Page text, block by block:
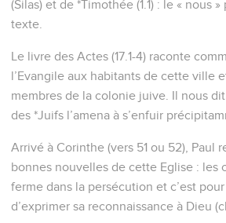
(Silas) et de *Timothée (1.1) : le « nous
texte.
Le livre des Actes (17.1-4) raconte
l’Evangile aux habitants de cette ville
membres de la colonie juive. Il nous
des *Juifs l’amena à s’enfuir
Arrivé à Corinthe (vers 51 ou 52), Paul
bonnes nouvelles de cette Eglise : les
ferme dans la persécution et c’est pour
d’exprimer sa reconnaissance à Dieu